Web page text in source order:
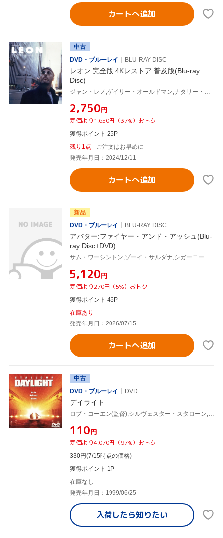
カートへ追加
中古
DVD・ブルーレイ
BLU-RAY DISC
レオン 完全版 4Kレストア 普及版(Blu-ray
Disc)
¥2,750円
定価より1,650円（37%）おトク
獲得ポイント 25P
残り1点
ご注文はお早めに
発売年月日：2024/12/11
カートへ追加
新品
DVD・ブルーレイ
BLU-RAY DISC
アバター:ファイヤー・アンド・アッシュ(Blu-
ray Disc+DVD)
¥5,120円
定価より270円（5%）おトク
獲得ポイント 46P
在庫あり
発売年月日：2026/07/15
カートへ追加
中古
DVD・ブルーレイ
DVD
デイライト
¥110円
定価より4,070円（97%）おトク
330円(7/15時点の価格)
獲得ポイント 1P
在庫なし
発売年月日：1999/06/25
入荷したら知りたい